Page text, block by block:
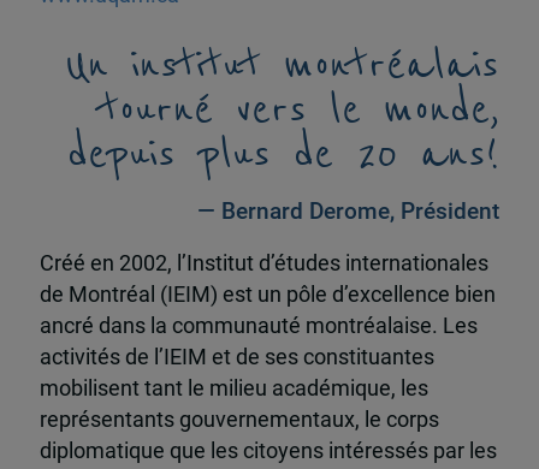
Un institut montréalais
tourné vers le monde,
depuis plus de 20 ans!
— Bernard Derome, Président
Créé en 2002, l’Institut d’études internationales
de Montréal (IEIM) est un pôle d’excellence bien
ancré dans la communauté montréalaise. Les
activités de l’IEIM et de ses constituantes
mobilisent tant le milieu académique, les
représentants gouvernementaux, le corps
diplomatique que les citoyens intéressés par les